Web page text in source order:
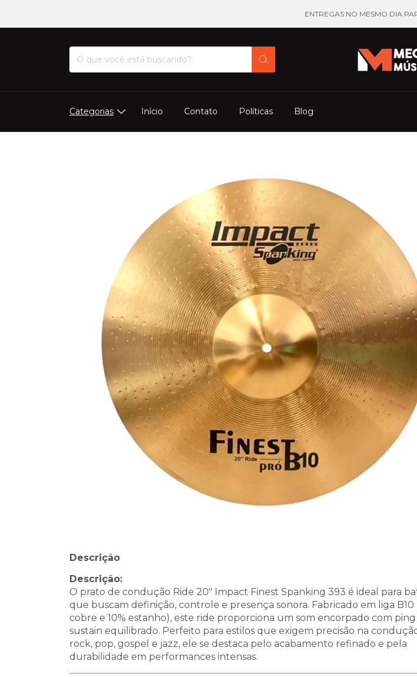
ENTREGAS NO MESMO DIA
Categorias Início Contato Políticas Blog
Descrição
Descrição:
O prato de condução Ride 20" Impact Finest Spanking 393 é ideal para
que buscam definição, controle e presença sonora. Fabricado em liga B10
cobre e 10% estanho), este ride proporciona um som encorpado com
sustain equilibrado. Perfeito para estilos que exigem precisão na
rock, pop, gospel e jazz, ele se destaca pelo acabamento refinado e pela
durabilidade em performances intensas.